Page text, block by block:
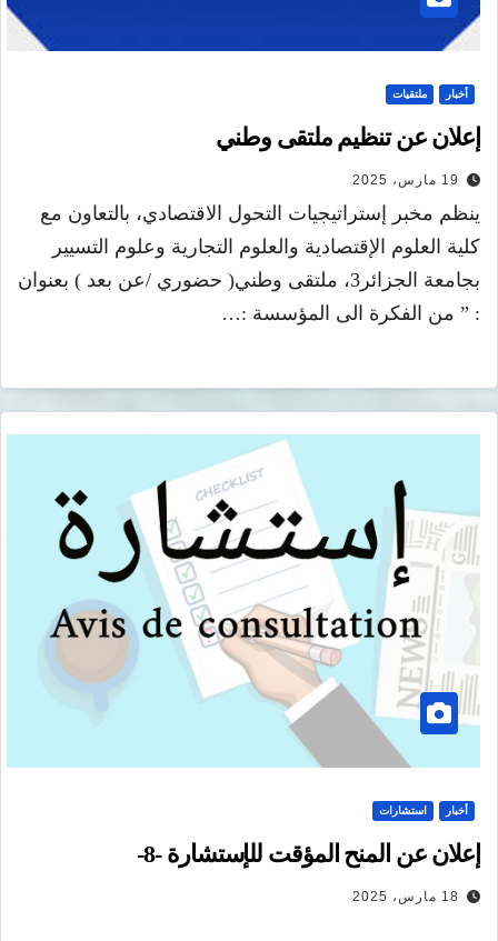
أخبار ملتقيات
إعلان عن تنظيم ملتقى وطني
19 مارس، 2025
ينظم مخبر إستراتيجيات التحول الاقتصادي، بالتعاون مع
كلية العلوم الإقتصادية والعلوم التجارية وعلوم التسيير
بجامعة الجزائر3، ملتقى وطني( حضوري /عن بعد ) بعنوان
: ” من الفكرة الى المؤسسة :…
أخبار استشارات
إعلان عن المنح المؤقت للإستشارة -8-
18 مارس، 2025